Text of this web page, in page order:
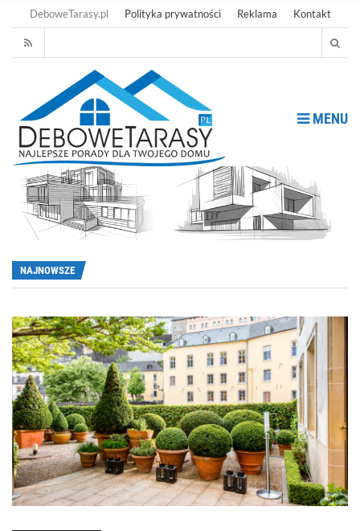
DeboweTarasy.pl Polityka prywatności Reklama Kontakt
MENU
NAJNOWSZE